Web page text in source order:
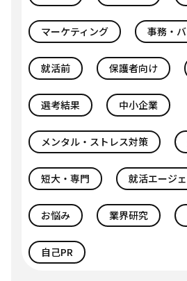
マーケティング 事務・
就活前 保護者向け
選考結果 中小企業
メンタル・ストレス対策
短大・専門 就活エージ
お悩み 業界研究
自己PR